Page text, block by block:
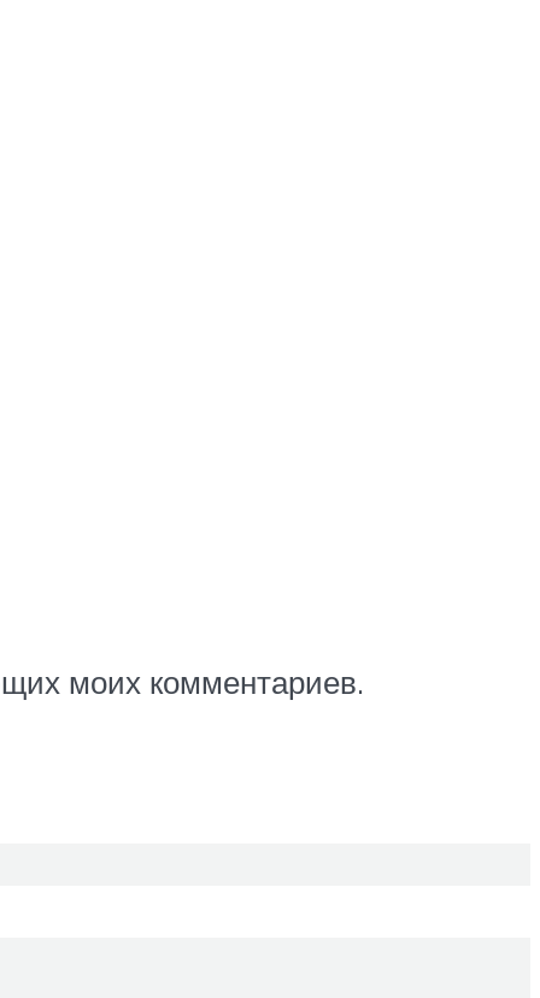
моих комментариев.